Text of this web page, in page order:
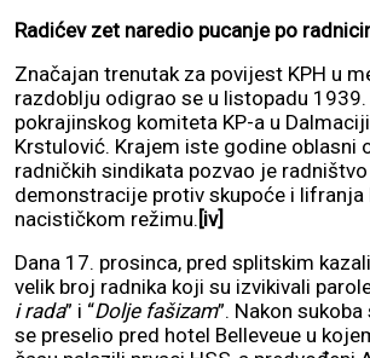
Radićev zet naredio pucanje po
Značajan trenutak za povijest KPH u
razdoblju odigrao se u listopadu
pokrajinskog komiteta KP-a u
Krstulović. Krajem iste godine oblasni
radničkih sindikata pozvao je
demonstracije protiv skupoće i lifranja
nacističkom režimu. [iv]
Dana 17. prosinca, pred splitskim
velik broj radnika koji su izvikivali
i rada” i “Dolje fašizam”. Nakon
se preselio pred hotel Belleveue u